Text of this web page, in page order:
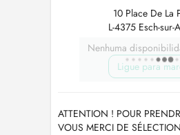
10 Place De La
L-4375 Esch-sur-
Nenhuma
Ligue para
ATTENTION ! POUR
VOUS MERCI DE